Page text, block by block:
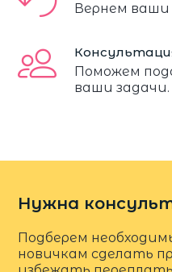
Вернем ваши
Поможем
ваши задачи.
Нужна
Подберем
новичкам сделать